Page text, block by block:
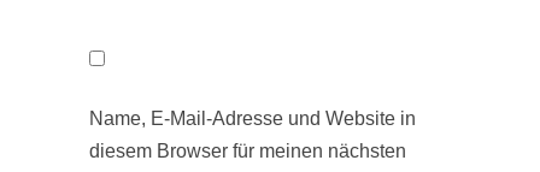
Name, E-Mail-Adresse und Website in
diesem Browser für meinen nächsten